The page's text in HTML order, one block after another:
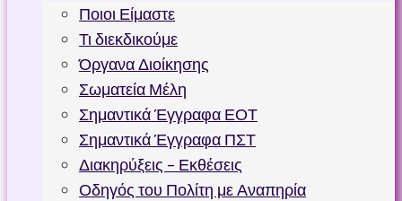
Ποιοι Είμαστε
Τι διεκδικούμε
Όργανα Διοίκησης
Σωματεία Μέλη
Σημαντικά Έγγραφα ΕΟΤ
Σημαντικά Έγγραφα ΠΣΤ
Διακηρύξεις – Εκθέσεις
Οδηγός του Πολίτη με Αναπηρία